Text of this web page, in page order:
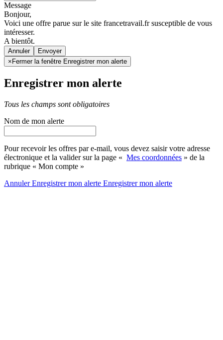
Message
Bonjour,
Voici une offre parue sur le site francetravail.fr susceptible de vous
intéresser.
A bientôt.
Annuler
× Fermer la fenêtre Enregistrer mon alerte
Enregistrer mon alerte
Tous les champs sont obligatoires
Nom de mon alerte
Pour recevoir les offres par e-mail, vous devez saisir votre adresse
électronique et la valider sur la page « Mes coordonnées » de la
rubrique « Mon compte »
AnnulerEnregistrer mon alerte Enregistrermon alerte